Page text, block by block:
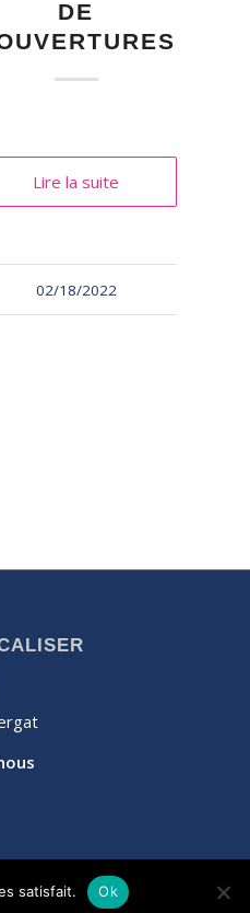
RÉPARATION
DE
satisfait. Ok